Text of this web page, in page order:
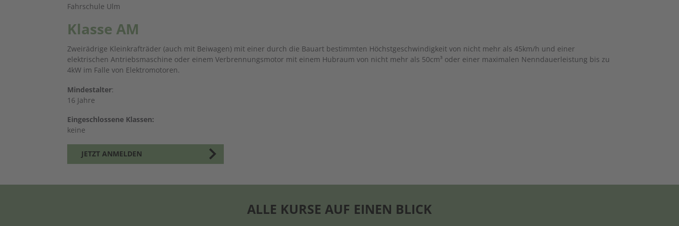
Fahrschule Ulm
Klasse AM
Zweirädrige Kleinkrafträder (auch mit Beiwagen) mit einer durch die Bauart bestimmten Höchstgeschwindigkeit von nicht mehr als 45km/h und einer
elektrischen Antriebsmaschine oder einem Verbrennungsmotor mit einem Hubraum von nicht mehr als 50cm³ oder einer maximalen Nenndauerleistung bis zu
4kW im Falle von Elektromotoren.
Mindestalter:
16 Jahre
Eingeschlossene Klassen:
keine
JETZT ANMELDEN
ALLE KURSE AUF EINEN BLICK